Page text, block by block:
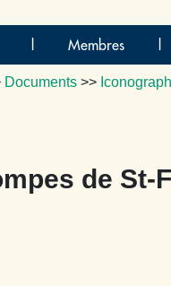
Membres
Documents >>
de St-